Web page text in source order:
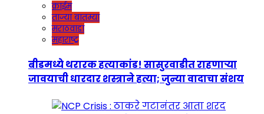
क्राईम
ताज्या बातम्या
मराठवाडा
महाराष्ट्र
बीडमध्ये थरारक हत्याकांड! सासुरवाडीत राहणाऱ्या
जावयाची धारदार शस्त्राने हत्या; जुन्या वादाचा संशय